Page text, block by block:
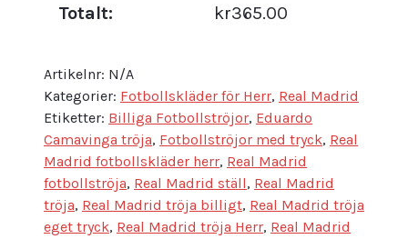
Totalt: kr365.00
Artikelnr: N/A
Kategorier: Fotbollskläder för Herr, Real Madrid
Etiketter: Billiga Fotbollströjor, Eduardo
Camavinga tröja, Fotbollströjor med tryck, Real
Madrid fotbollskläder herr, Real Madrid
fotbollströja, Real Madrid ställ, Real Madrid
tröja, Real Madrid tröja billigt, Real Madrid tröja
eget tryck, Real Madrid tröja Herr, Real Madrid